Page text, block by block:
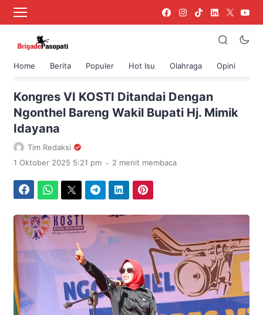
Home Berita Populer Hot Isu Olahraga Opini
›
Kongres VI KOSTI Ditandai Dengan
Ngonthel Bareng Wakil Bupati Hj. Mimik
Idayana
Tim Redaksi
1 Oktober 2025 5:21 pm . 2 menit membaca